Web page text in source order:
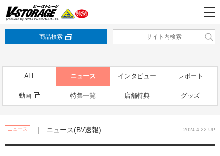
商品検索
ALL ニュース インタビュー レポート
動画 特集一覧 店舗特典 グッズ
ニュース | ニュース(BV速報) 2024.4.22 UP